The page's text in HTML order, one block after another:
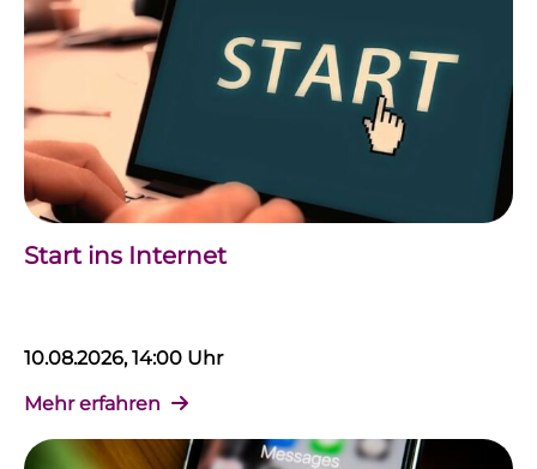
Start ins Internet
10.08.2026, 14:00 Uhr
Mehr erfahren